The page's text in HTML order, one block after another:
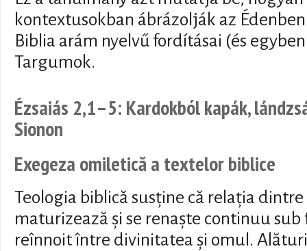
kontextusokban ábrázolják az
Biblia arám nyelvű fordításai (és
Targumok.
Ézsaiás 2,1–5: Kardokból kapák,
Sionon
Exegeza omiletică a textelor biblice
Teologia biblică susține că relația
maturizează și se renaște continuu
reînnoit între divinitatea și omul. Alături